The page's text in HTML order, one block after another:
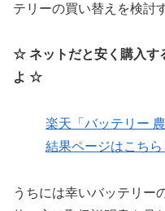
テリーの買い替えを検討
☆ ネットだと安く購入す
よ ☆
楽天「バッテリー
結果ページはこちら
うちには幸いバッテリー